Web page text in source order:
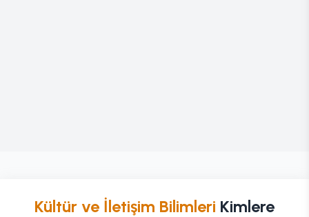
Kültür ve İletişim Bilimleri Kimlere